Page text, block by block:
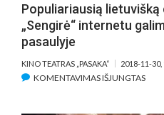
Populiariausią
„Sengirė“ internetu
pasaulyje
KINO TEATRAS „PASAKA“ 2018-11-30,
KOMENTAVIMAS IŠJUNGTASĮRAŠE